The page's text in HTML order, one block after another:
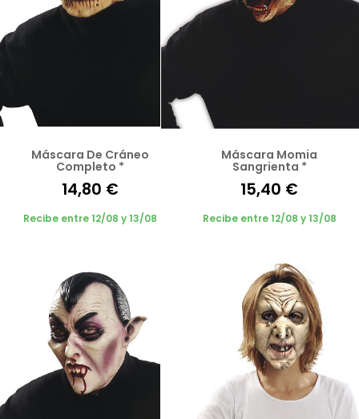
Máscara De Cráneo
Completo *
14,80 €
Recibe entre 12/08 y 13/08
Máscara Momia
Sangrienta *
15,40 €
Recibe entre 12/08 y 13/08